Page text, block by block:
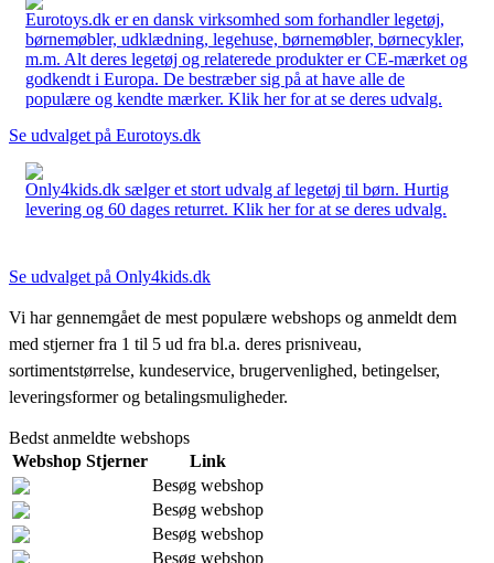
Eurotoys.dk er en dansk virksomhed som forhandler legetøj,
børnemøbler, udklædning, legehuse, børnemøbler, børnecykler,
m.m. Alt deres legetøj og relaterede produkter er CE-mærket og
godkendt i Europa. De bestræber sig på at have alle de
populære og kendte mærker. Klik her for at se deres udvalg.
Se udvalget på Eurotoys.dk
Only4kids.dk sælger et stort udvalg af legetøj til børn. Hurtig
levering og 60 dages returret. Klik her for at se deres udvalg.
Se udvalget på Only4kids.dk
Vi har gennemgået de mest populære webshops og anmeldt dem
med stjerner fra 1 til 5 ud fra bl.a. deres prisniveau,
sortimentstørrelse, kundeservice, brugervenlighed, betingelser,
leveringsformer og betalingsmuligheder.
Bedst anmeldte webshops
Webshop Stjerner
Link
Besøg webshop
Besøg webshop
Besøg webshop
Besøg webshop